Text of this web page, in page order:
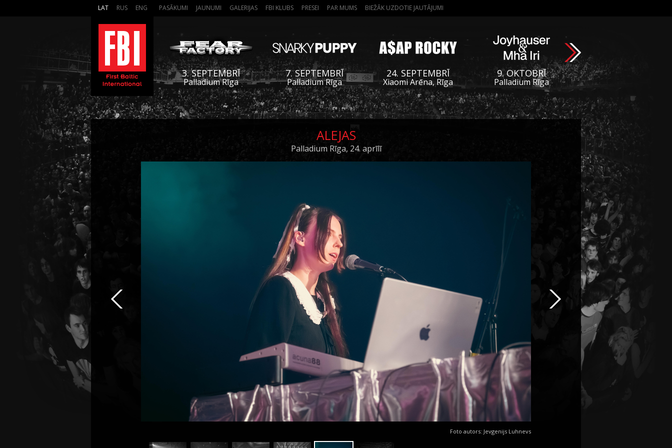
LAT RUS ENG PASĀKUMI JAUNUMI GALERIJAS FBI KLUBS PRESEI PAR MUMS BIEŽĀK UZDOTIE JAUTĀJUMI
3. SEPTEMBRĪ
Palladium Rīga
7. SEPTEMBRĪ
Palladium Rīga
24. SEPTEMBRĪ
Xiaomi Arēna, Rīga
9. OKTOBRĪ
Palladium Rīga
ALEJAS
Palladium Rīga, 24. aprīlī
Foto autors: Jevgenijs Luhnevs